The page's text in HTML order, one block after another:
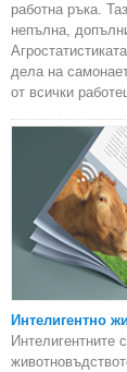
работна ръка.
непълна,
дела на
от всички
Интелигентно
Интелигентните